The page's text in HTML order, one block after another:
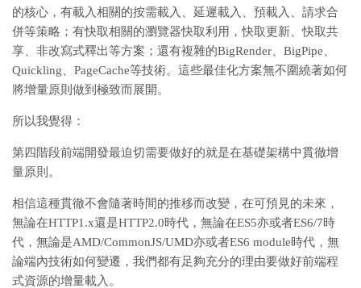
的核心，有載入相關的按需載入、延遲載入、預載入、請求合
併等策略；有快取相關的瀏覽器快取利用，快取更新、快取共
享、非改寫式釋出等方案；還有複雜的BigRender、BigPipe、
Quickling、PageCache等技術。這些最佳化方案無不圍繞著如何
將增量原則做到極致而展開。
所以我覺得：
第四階段前端開發最迫切需要做好的就是在基礎架構中貫徹增
量原則。
相信這種貫徹不會隨著時間的推移而改變，在可預見的未來，
無論在HTTP1.x還是HTTP2.0時代，無論在ES5亦或者ES6/7時
代，無論是AMD/CommonJS/UMD亦或者ES6 module時代，無
論端內技術如何變遷，我們都有足夠充分的理由要做好前端程
式資源的增量載入。